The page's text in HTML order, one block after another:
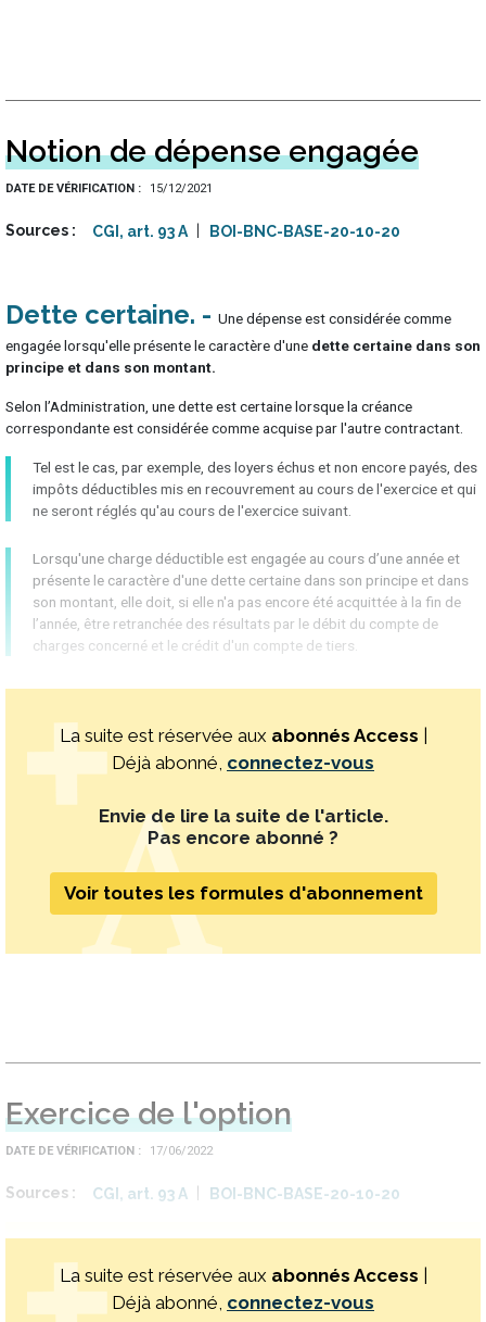
Notion de dépense engagée
DATE DE VÉRIFICATION 15/12/2021
Sources CGI, art. 93 A BOI-BNC-BASE-20-10-20
Dette certaine
Une dépense est considérée comme
engagée lorsqu'elle présente le caractère d'une dette certaine dans son
principe et dans son montant.
Selon l’Administration, une dette est certaine lorsque la créance
correspondante est considérée comme acquise par l'autre contractant.
Tel est le cas, par exemple, des loyers échus et non encore payés, des
impôts déductibles mis en recouvrement au cours de l'exercice et qui
ne seront réglés qu'au cours de l'exercice suivant.
Lorsqu'une charge déductible est engagée au cours d’une année et
présente le caractère d'une dette certaine dans son principe et dans
son montant, elle doit, si elle n'a pas encore été acquittée à la fin de
l’année, être retranchée des résultats par le débit du compte de
charges concerné et le crédit d'un compte de tiers.
La suite est réservée aux abonnés Access |
Déjà abonné, connectez-vous
Envie de lire la suite de l'article.
Pas encore abonné ?
Voir toutes les formules d'abonnement
Exercice de l'option
DATE DE VÉRIFICATION 17/06/2022
Sources CGI, art. 93 A BOI-BNC-BASE-20-10-20
La suite est réservée aux abonnés Access |
Déjà abonné, connectez-vous